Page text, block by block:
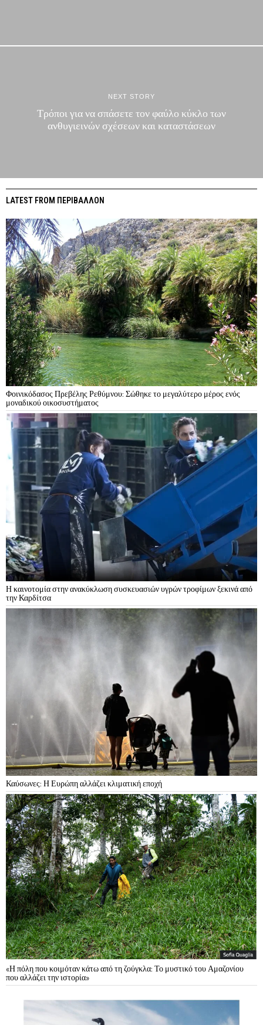
NEXT STORY
Τρόποι για να σπάσετε τον φαύλο κύκλο των
ανθυγιεινών σχέσεων και καταστάσεων
LATEST FROM ΠΕΡΙΒΑΛΛΟΝ
Φοινικόδασος Πρεβέλης Ρεθύμνου: Σώθηκε το μεγαλύτερο μέρος ενός
μοναδικού οικοσυστήματος
Η καινοτομία στην ανακύκλωση συσκευασιών υγρών τροφίμων ξεκινά από
την Καρδίτσα
Καύσωνες: Η Ευρώπη αλλάζει κλιματική εποχή
«Η πόλη που κοιμόταν κάτω από τη ζούγκλα: Το μυστικό του Αμαζονίου
που αλλάζει την ιστορία»